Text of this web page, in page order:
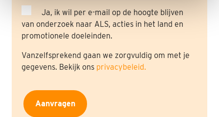
Ja, ik wil per e-mail op de hoogte blijven
van onderzoek naar ALS, acties in het land en
promotionele doeleinden.
Vanzelfsprekend gaan we zorgvuldig om met je
gegevens. Bekijk ons privacybeleid.
Aanvragen